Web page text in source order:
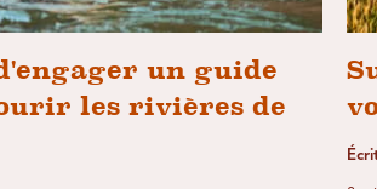
un guide
les rivières de